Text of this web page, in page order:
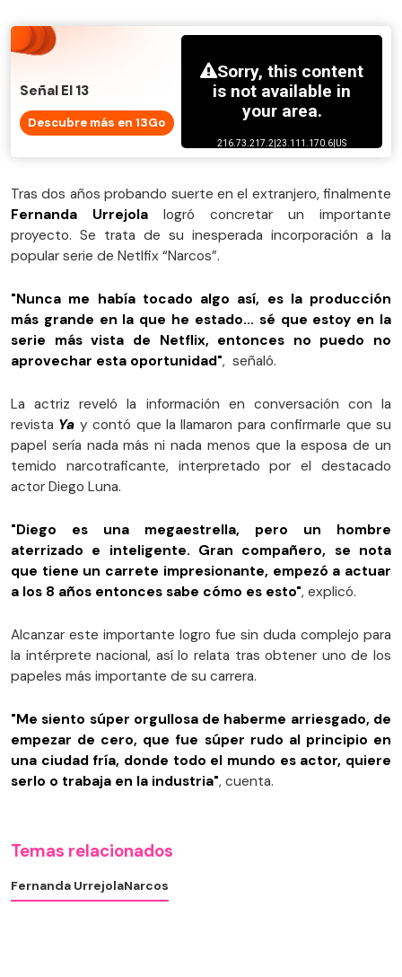
Señal El 13
Descubre más en 13Go
Tras dos años probando suerte en el extranjero, finalmente
Fernanda Urrejola logró concretar un importante
proyecto. Se trata de su inesperada incorporación a la
popular serie de Netlfix “Narcos”.
"Nunca me había tocado algo así, es la producción
más grande en la que he estado... sé que estoy en la
serie más vista de Netflix, entonces no puedo no
aprovechar esta oportunidad", señaló.
La actriz reveló la información en conversación con la
revista Ya y contó que la llamaron para confirmarle que su
papel sería nada más ni nada menos que la esposa de un
temido narcotraficante, interpretado por el destacado
actor Diego Luna.
"Diego es una megaestrella, pero un hombre
aterrizado e inteligente. Gran compañero, se nota
que tiene un carrete impresionante, empezó a actuar
a los 8 años entonces sabe cómo es esto", explicó.
Alcanzar este importante logro fue sin duda complejo para
la intérprete nacional, así lo relata tras obtener uno de los
papeles más importante de su carrera.
"Me siento súper orgullosa de haberme arriesgado, de
empezar de cero, que fue súper rudo al principio en
una ciudad fría, donde todo el mundo es actor, quiere
serlo o trabaja en la industria", cuenta.
Temas relacionados
Fernanda UrrejolaNarcos